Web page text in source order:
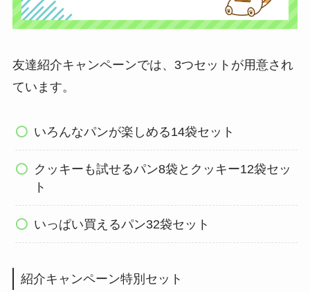
友達紹介キャンペーンでは、3つセットが用意され
ています。
いろんなパンが楽しめる14袋セット
クッキーも試せるパン8袋とクッキー12袋セッ
ト
いっぱい買えるパン32袋セット
紹介キャンペーン特別セット